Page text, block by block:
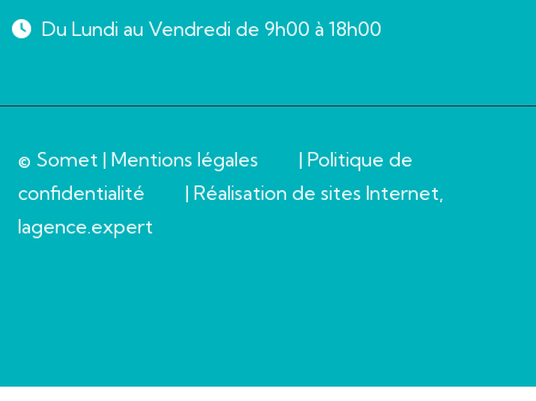
Du Lundi au Vendredi de 9h00 à 18h00
© Somet | Mentions légales | Politique de
confidentialité
| Réalisation de sites Internet,
lagence.expert